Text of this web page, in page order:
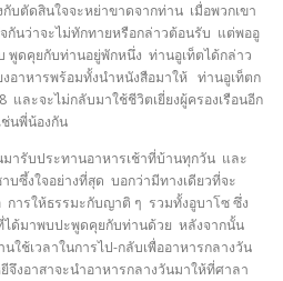
บตัดสินใจจะหย่าขาดจากท่าน เมื่อพวกเขา
กันว่าจะไม่ทักทายหรือกล่าวต้อนรับ แต่พออู
พูดคุยกับท่านอยู่พักหนึ่ง ท่านอูเท็ตได้กล่าว
อาหารพร้อมทั้งนำหนังสือมาให้ ท่านอูเท็ตก
ละจะไม่กลับมาใช้ชีวิตเยี่ยงผู้ครองเรือนอีก
นพี่น้องกัน
ารับประทานอาหารเช้าที่บ้านทุกวัน และ
ซึ้งใจอย่างที่สุด บอกว่ามีทางเดียวที่จะ
ารให้ธรรมะกับญาติ ๆ รวมทั้งอูบาโซ ซึ่ง
ได้มาพบปะพูดคุยกับท่านด้วย หลังจากนั้น
ช้เวลาในการไป-กลับเพื่ออาหารกลางวัน
งอาสาจะนำอาหารกลางวันมาให้ที่ศาลา